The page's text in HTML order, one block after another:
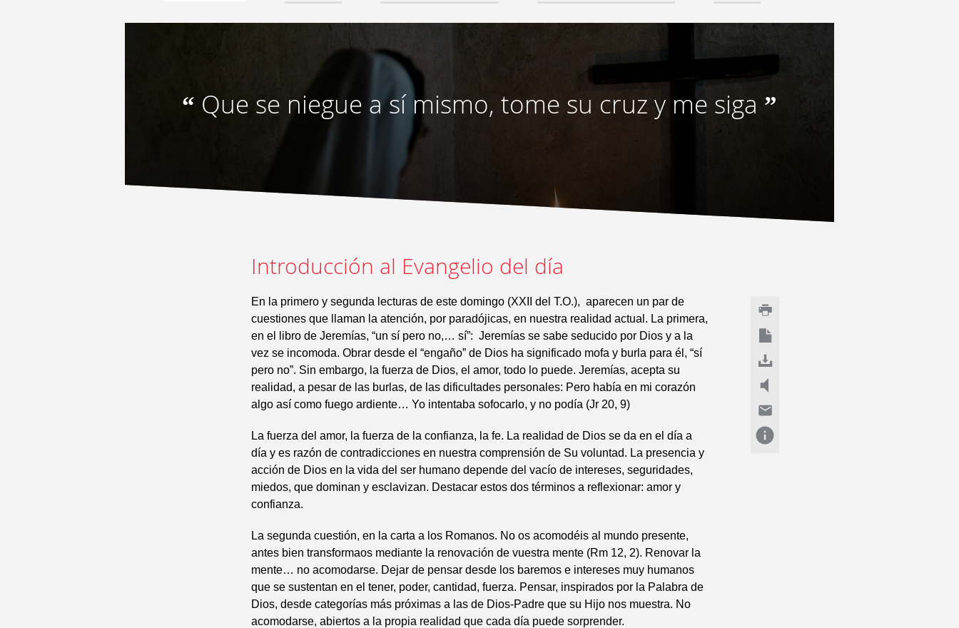
“ Que se niegue a sí mismo, tome su cruz y me siga ”
Introducción al Evangelio del día
En la primero y segunda lecturas de este domingo (XXII del T.O.), aparecen un par de
cuestiones que llaman la atención, por paradójicas, en nuestra realidad actual. La primera,
en el libro de Jeremías, “un sí pero no,… sí”: Jeremías se sabe seducido por Dios y a la
vez se incomoda. Obrar desde el “engaño” de Dios ha significado mofa y burla para él, “sí
pero no”. Sin embargo, la fuerza de Dios, el amor, todo lo puede. Jeremías, acepta su
realidad, a pesar de las burlas, de las dificultades personales: Pero había en mi corazón
algo así como fuego ardiente… Yo intentaba sofocarlo, y no podía (Jr 20, 9)
La fuerza del amor, la fuerza de la confianza, la fe. La realidad de Dios se da en el día a
día y es razón de contradicciones en nuestra comprensión de Su voluntad. La presencia y
acción de Dios en la vida del ser humano depende del vacío de intereses, seguridades,
miedos, que dominan y esclavizan. Destacar estos dos términos a reflexionar: amor y
confianza.
La segunda cuestión, en la carta a los Romanos. No os acomodéis al mundo presente,
antes bien transformaos mediante la renovación de vuestra mente (Rm 12, 2). Renovar la
mente… no acomodarse. Dejar de pensar desde los baremos e intereses muy humanos
que se sustentan en el tener, poder, cantidad, fuerza. Pensar, inspirados por la Palabra de
Dios, desde categorías más próximas a las de Dios-Padre que su Hijo nos muestra. No
acomodarse, abiertos a la propia realidad que cada día puede sorprender.